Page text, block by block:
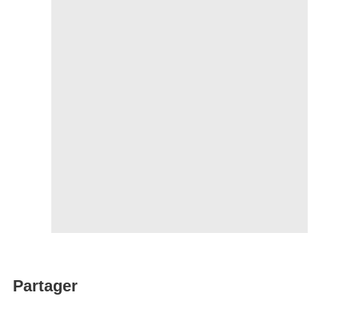
Partager